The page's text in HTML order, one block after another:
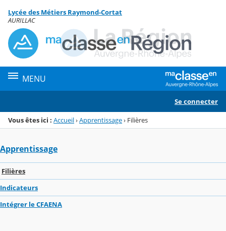
Menu de la rubrique
Contenu
Lycée des Métiers Raymond-Cortat
AURILLAC
MENU
Se connecter
Vous êtes ici : Accueil›Apprentissage› Filières
Apprentissage
Filières
Indicateurs
Intégrer le CFAENA